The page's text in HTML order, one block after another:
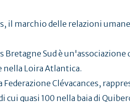
il marchio delle relazioni
Bretagne Sud è
nella Loira Atlantica.
Federazione Clévacances,
cui quasi 100 nella baia di